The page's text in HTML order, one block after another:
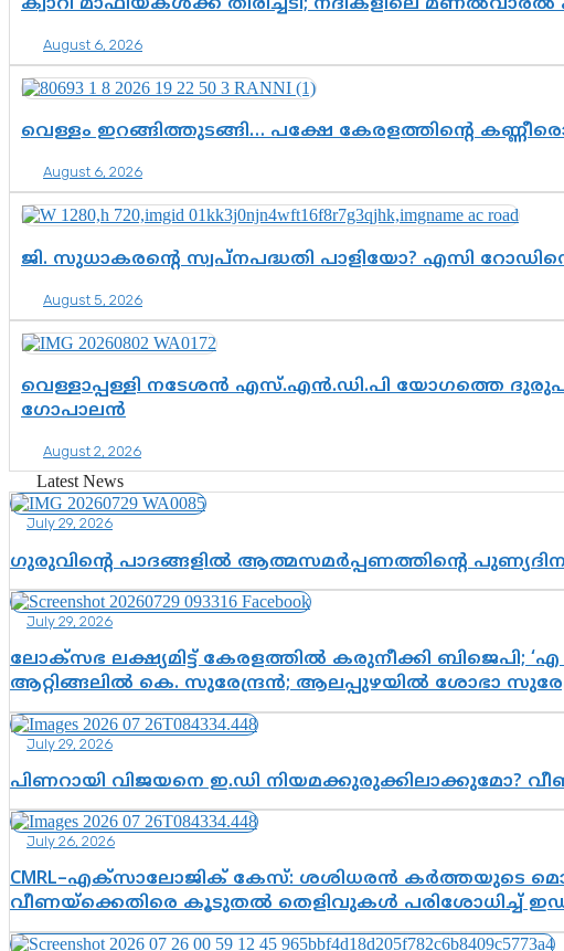
August 6, 2026
വെള്ളം ഇറങ്ങിത്തുടങ്ങി… പക്ഷേ കേരളത്തിന്റെ
August 6, 2026
ജി. സുധാകരന്റെ സ്വപ്നപദ്ധതി പാളിയോ? എസി
August 5, 2026
വെള്ളാപ്പള്ളി നടേശൻ എസ്.എൻ.ഡി.പി യോഗത്തെ
ഗോപാലൻ
August 2, 2026
Latest News
July 29, 2026
ഗുരുവിന്റെ പാദങ്ങളിൽ ആത്മസമർപ്പണത്തിന്റെ
July 29, 2026
ലോക്സഭ ലക്ഷ്യമിട്ട് കേരളത്തിൽ കരുനീക്കി ബിജെപി;
ആറ്റിങ്ങലിൽ കെ. സുരേന്ദ്രൻ; ആലപ്പുഴയിൽ ശോഭാ
July 29, 2026
പിണറായി വിജയനെ ഇ.ഡി നിയമക്കുരുക്കിലാക്കുമോ?
July 26, 2026
CMRL–എക്‌സാലോജിക് കേസ്: ശശിധരൻ കർത്തയുടെ
വീണയ്‌ക്കെതിരെ കൂടുതൽ തെളിവുകൾ പരിശോധിച്ച്